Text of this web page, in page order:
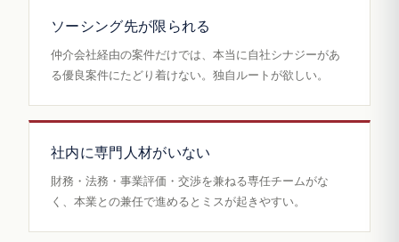
ソーシング先が限られる
仲介会社経由の案件だけでは、本当に自社シナジーがあ
る優良案件にたどり着けない。独自ルートが欲しい。
社内に専門人材がいない
財務・法務・事業評価・交渉を兼ねる専任チームがな
く、本業との兼任で進めるとミスが起きやすい。